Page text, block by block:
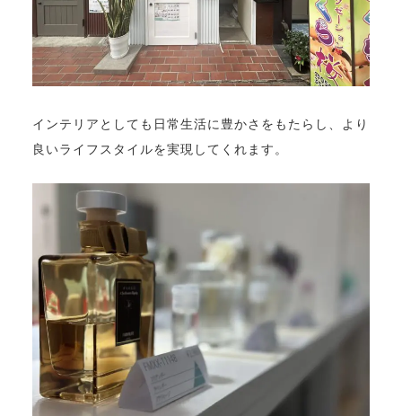
インテリアとしても日常生活に豊かさをもたらし、より
良いライフスタイルを実現してくれます。